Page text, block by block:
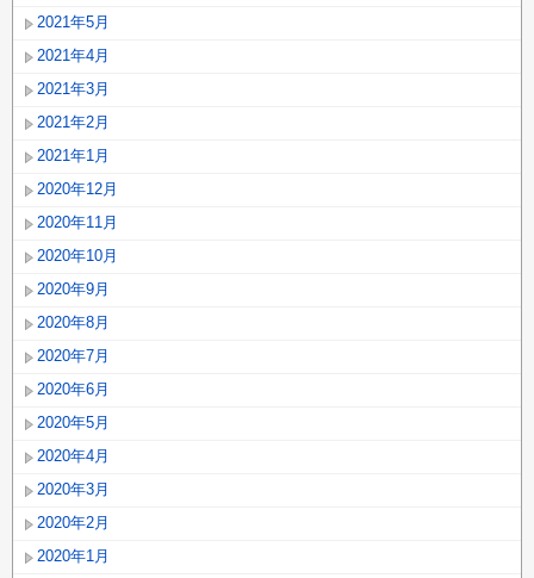
2021年5月
2021年4月
2021年3月
2021年2月
2021年1月
2020年12月
2020年11月
2020年10月
2020年9月
2020年8月
2020年7月
2020年6月
2020年5月
2020年4月
2020年3月
2020年2月
2020年1月